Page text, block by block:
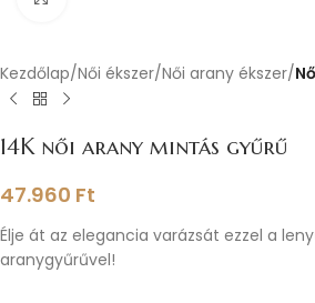
Kezdőlap Női ékszer Női arany ékszer
14K női arany mintás gyűrű
47.960 Ft
Élje át az elegancia varázsát ezzel a
aranygyűrűvel!